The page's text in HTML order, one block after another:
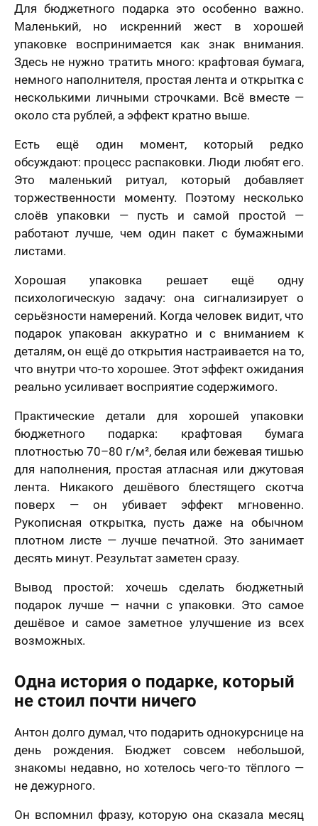
Для бюджетного подарка это особенно важно.
Маленький, но искренний жест в хорошей
упаковке воспринимается как знак внимания.
Здесь не нужно тратить много: крафтовая бумага,
немного наполнителя, простая лента и открытка с
несколькими личными строчками. Всё вместе —
около ста рублей, а эффект кратно выше.
Есть ещё один момент, который редко
обсуждают: процесс распаковки. Люди любят его.
Это маленький ритуал, который добавляет
торжественности моменту. Поэтому несколько
слоёв упаковки — пусть и самой простой —
работают лучше, чем один пакет с бумажными
листами.
Хорошая упаковка решает ещё одну
психологическую задачу: она сигнализирует о
серьёзности намерений. Когда человек видит, что
подарок упакован аккуратно и с вниманием к
деталям, он ещё до открытия настраивается на то,
что внутри что-то хорошее. Этот эффект ожидания
реально усиливает восприятие содержимого.
Практические детали для хорошей упаковки
бюджетного подарка: крафтовая бумага
плотностью 70–80 г/м², белая или бежевая тишью
для наполнения, простая атласная или джутовая
лента. Никакого дешёвого блестящего скотча
поверх — он убивает эффект мгновенно.
Рукописная открытка, пусть даже на обычном
плотном листе — лучше печатной. Это занимает
десять минут. Результат заметен сразу.
Вывод простой: хочешь сделать бюджетный
подарок лучше — начни с упаковки. Это самое
дешёвое и самое заметное улучшение из всех
возможных.
Одна история о подарке, который
не стоил почти ничего
Антон долго думал, что подарить однокурснице на
день рождения. Бюджет совсем небольшой,
знакомы недавно, но хотелось чего-то тёплого —
не дежурного.
Он вспомнил фразу, которую она сказала месяц